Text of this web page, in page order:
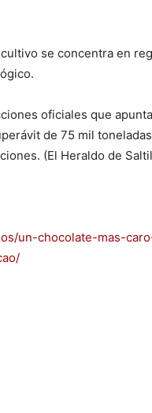
se concentra en
oficiales que
de 75 mil
(El Heraldo de
un-chocolate-mas-